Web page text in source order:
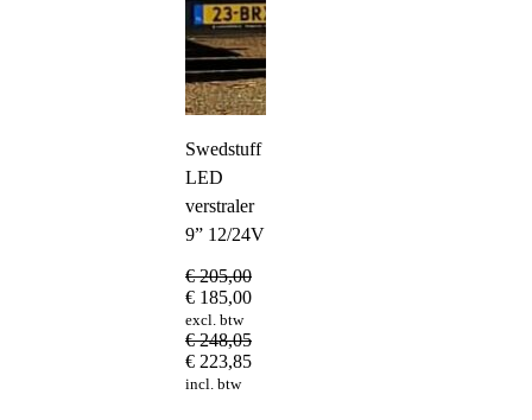
Swedstuff
LED
verstraler
9” 12/24V
€205,00
€ 185,00
excl. btw
€248,05
€ 223,85
incl. btw